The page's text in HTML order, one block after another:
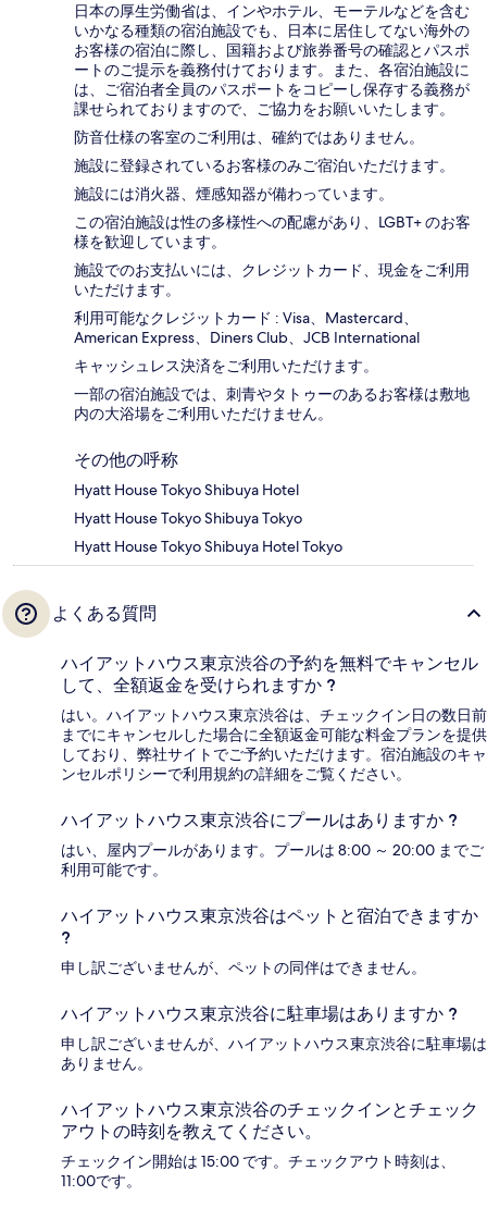
日本の厚生労働省は、インやホテル、モーテルなどを含む
いかなる種類の宿泊施設でも、日本に​居住してない海外の
お客様の宿泊に際し、国籍および旅券番号の確認とパスポ
ートのご提示を義務付け​ております。また、各宿泊施設に
は、ご宿泊者全員のパスポートをコピーし保存する義務が
課せられておりますの​で、ご協力をお願いいたします。
防音仕様の客室のご利用は、確約ではありません。
施設に登録されているお客様のみご宿泊いただけます。
施設には消火器、煙感知器が備わっています。
この宿泊施設は性の多様性への配慮があり、LGBT+ のお客
様を歓迎しています。
施設でのお支払いには、クレジットカード、現金をご利用
いただけます。
利用可能なクレジットカード : Visa、Mastercard、
American Express、Diners Club、JCB International
キャッシュレス決済をご利用いただけます。
一部の宿泊施設では、刺青やタトゥーのあるお客様は敷地
内の大浴場をご利用いただけません。
その他の呼称
Hyatt House Tokyo Shibuya Hotel
Hyatt House Tokyo Shibuya Tokyo
Hyatt House Tokyo Shibuya Hotel Tokyo
よくある質問
ハイアットハウス東京渋谷の予約を無料でキャンセル
して、全額返金を受けられますか ?
はい。ハイアットハウス東京渋谷は、チェックイン日の数日前
までにキャンセルした場合に全額返金可能な料金プランを提供
しており、弊社サイトでご予約いただけます。宿泊施設のキャ
ンセルポリシーで利用規約の詳細をご覧ください。
ハイアットハウス東京渋谷にプールはありますか ?
はい、屋内プールがあります。プールは 8:00 ～ 20:00 までご
利用可能です。
ハイアットハウス東京渋谷はペットと宿泊できますか
?
申し訳ございませんが、ペットの同伴はできません。
ハイアットハウス東京渋谷に駐車場はありますか ?
申し訳ございませんが、ハイアットハウス東京渋谷に駐車場は
ありません。
ハイアットハウス東京渋谷のチェックインとチェック
アウトの時刻を教えてください。
チェックイン開始は 15:00 です。チェックアウト時刻は、
11:00です。